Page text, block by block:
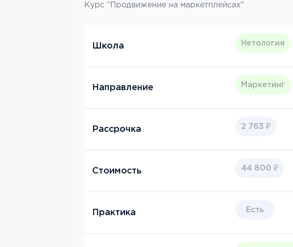
Курс “Продвижение на маркетплейсах”
Школа Нетология
Направление Маркетинг
Рассрочка 2 763 ₽
Стоимость 44 800 ₽
Практика Есть